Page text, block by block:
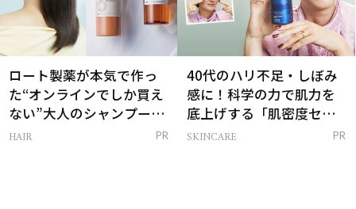
ロート製薬が本気で作っ
た“オンラインでしか買え
ない”大人のシャンプー＆
トリートメントって？
HAIR PR
40代のハリ不足・しぼみ
感に！科学の力で肌力を
底上げする「肌密度セラ
ム」
SKINCARE PR